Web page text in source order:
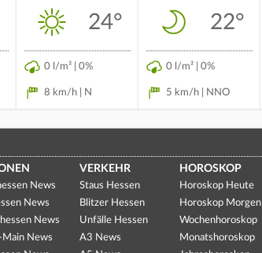
24°
0 l/m² | 0%
8 km/h | N
22°
0 l/m² | 0%
5 km/h | NNO
News
News
News
Main News
VERKEHR
Staus Hessen
Blitzer Hessen
Unfälle Hessen
A3 News
HOROSKOP
Horoskop Heute
Horoskop Morgen
Wochenhoroskop
Monatshoroskop